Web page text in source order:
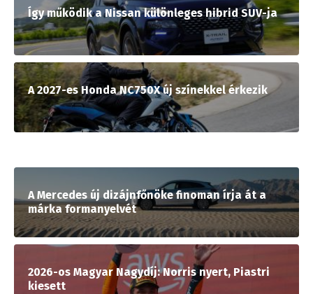
Így működik a Nissan különleges hibrid SUV-ja
A 2027-es Honda NC750X új színekkel érkezik
A Mercedes új dizájnfőnöke finoman írja át a
márka formanyelvét
2026-os Magyar Nagydíj: Norris nyert, Piastri
kiesett